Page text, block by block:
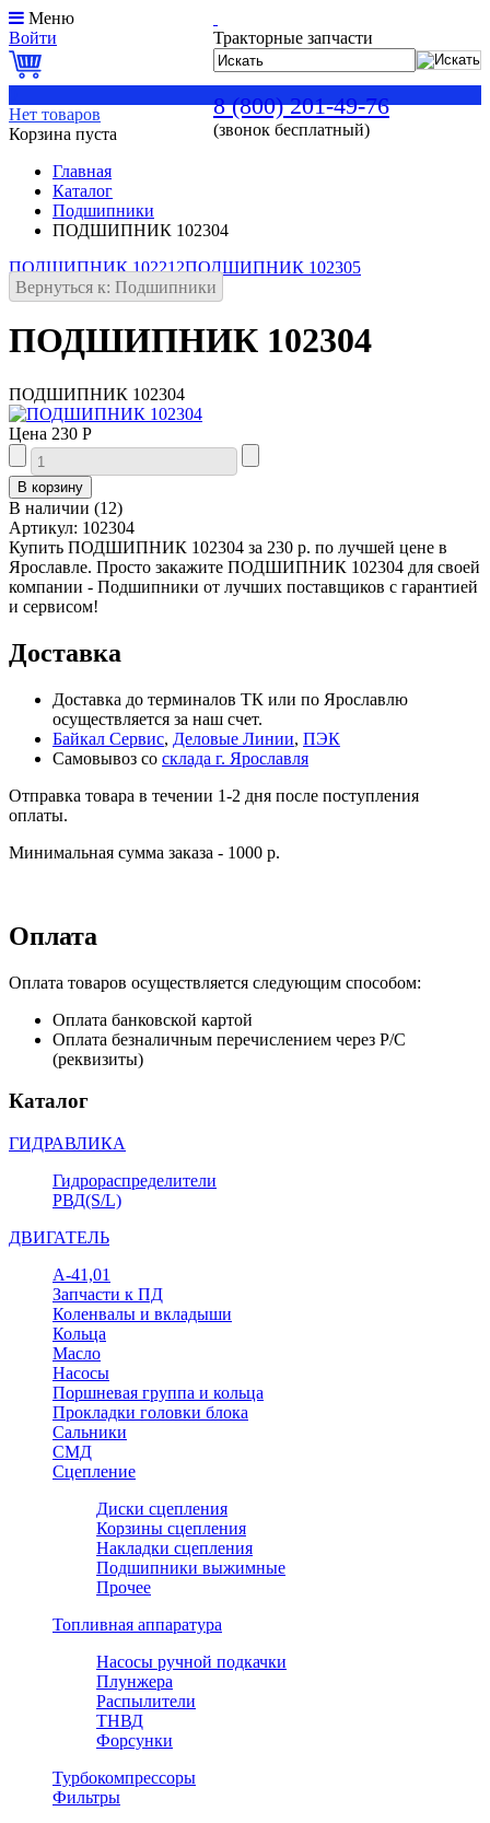
Тракторные запчасти
8 (800) 201-49-76
(звонок бесплатный)
Меню
Войти
Нет товаров
Корзина пуста
Главная
Каталог
Подшипники
ПОДШИПНИК 102304
ПОДШИПНИК 102212ПОДШИПНИК 102305
Вернуться к: Подшипники
ПОДШИПНИК 102304
ПОДШИПНИК 102304
Цена 230 Р
В наличии (12)
Артикул: 102304
Купить ПОДШИПНИК 102304 за 230 р. по лучшей цене в
Ярославле. Просто закажите ПОДШИПНИК 102304 для своей
компании - Подшипники от лучших поставщиков с гарантией
и сервисом!
Доставка
Доставка до терминалов ТК или по Ярославлю
осуществляется за наш счет.
Байкал Сервис, Деловые Линии, ПЭК
Самовывоз со склада г. Ярославля
Отправка товара в течении 1-2 дня после поступления
оплаты.
Минимальная сумма заказа - 1000 р.
Оплата
Оплата товаров осуществляется следующим способом:
Оплата банковской картой
Оплата безналичным перечислением через Р/С
(реквизиты)
Каталог
ГИДРАВЛИКА
Гидрораспределители
РВД(S/L)
ДВИГАТЕЛЬ
А-41,01
Запчасти к ПД
Коленвалы и вкладыши
Кольца
Масло
Насосы
Поршневая группа и кольца
Прокладки головки блока
Сальники
СМД
Сцепление
Диски сцепления
Корзины сцепления
Накладки сцепления
Подшипники выжимные
Прочее
Топливная аппаратура
Насосы ручной подкачки
Плунжера
Распылители
ТНВД
Форсунки
Турбокомпрессоры
Фильтры